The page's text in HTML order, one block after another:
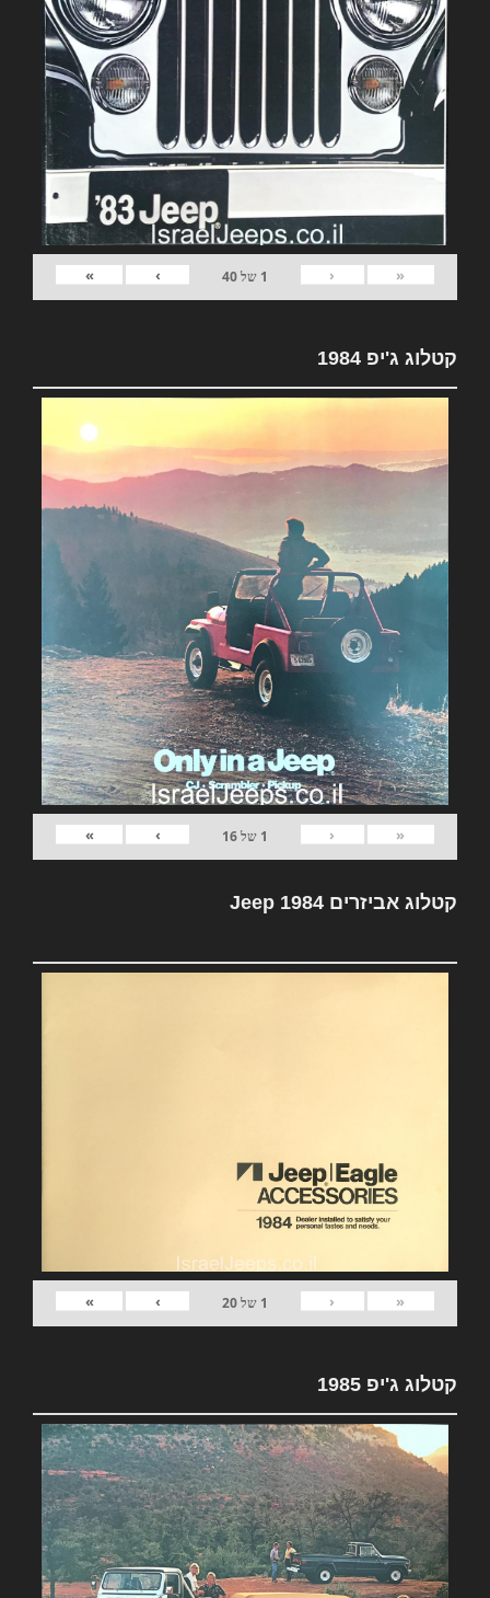
«
‹
1 של40
›
»
קטלוג ג'יפ 1984
«
‹
1 של16
›
»
קטלוג אביזרים Jeep 1984
«
‹
1 של20
›
»
קטלוג ג'יפ 1985